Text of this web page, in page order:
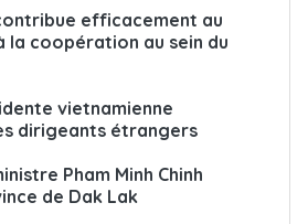
efficacement au
la coopération au sein du
vietnamienne
dirigeants étrangers
Pham Minh Chinh
de Dak Lak